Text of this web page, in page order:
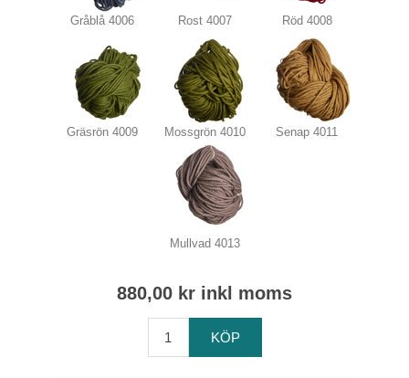
Gråblå 4006 Rost 4007 Röd 4008
Gräsrön 4009 Mossgrön 4010 Senap 4011
Mullvad 4013
880,00 kr inkl moms